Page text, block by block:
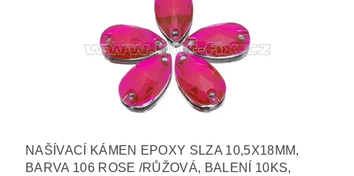
NAŠÍVACÍ KÁMEN EPOXY SLZA 10,5X18MM,
BARVA 106 ROSE /RŮŽOVÁ, BALENÍ 10KS,